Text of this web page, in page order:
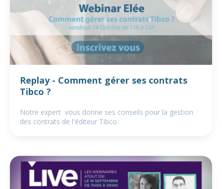
Replay - Comment gérer ses contrats
Tibco ?
Notre expert vous donne ses conseils pour la gestion
des contrats de l'éditeur Tibco.